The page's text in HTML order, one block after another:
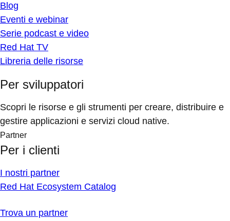
Blog
Eventi e webinar
Serie podcast e video
Red Hat TV
Libreria delle risorse
Per sviluppatori
Scopri le risorse e gli strumenti per creare, distribuire e
gestire applicazioni e servizi cloud native.
Partner
Per i clienti
I nostri partner
Red Hat Ecosystem Catalog
Trova un partner